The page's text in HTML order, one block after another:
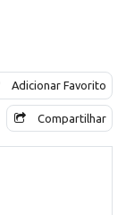
Adicionar Favorito
Compartilhar